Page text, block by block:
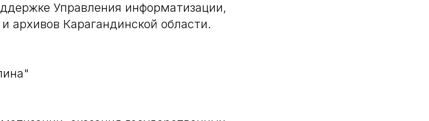
Управления информатизации,
архивов Карагандинской области.